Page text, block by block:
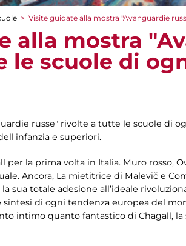
> Visite guidate alla mostra "Avanguardie
alla mostra
le scuole di
russe" rivolte a tutte le scuole di
e superiori.
per la prima volta in Italia. Muro rosso,
Ancora, La mietitrice di Malevič e
sua totale adesione all’ideale
di ogni tendenza europea del
intimo quanto fantastico di Chagall,